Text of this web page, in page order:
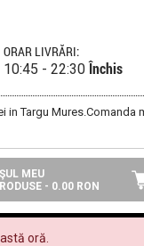
ORAR LIVRĂRI:
10:45 - 22:30Închis
in Targu Mures.Comanda
MEU
- 0.00 RON
oră.